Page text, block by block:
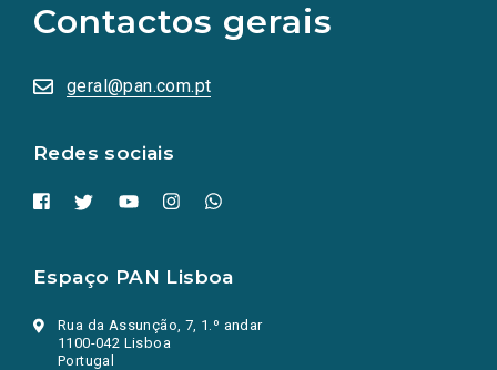
Contactos gerais
geral@pan.com.pt
Redes sociais
redes
sociais
numa
nova
Espaço PAN Lisboa
Rua da Assunção, 7, 1.º andar
1100-042 Lisboa
Portugal